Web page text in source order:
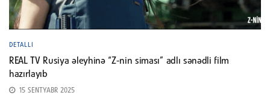
DETALLI
REAL TV Rusiya əleyhinə “Z-nin siması” adlı sənədli film
hazırlayıb
15 SENTYABR 2025